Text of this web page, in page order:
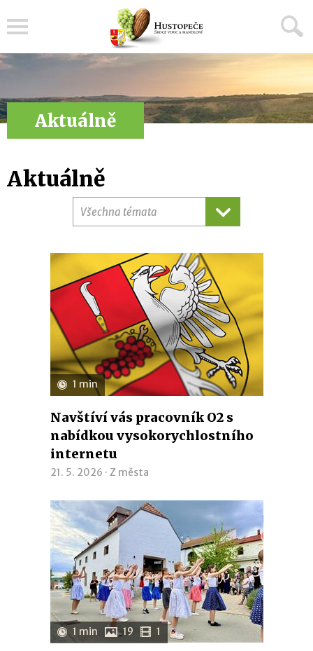
Aktuálně
Aktuálně
Všechna témata
1 min
Navštíví vás pracovník O2 s
nabídkou vysokorychlostního
internetu
21. 5. 2026 · Z města
1 min 19 1